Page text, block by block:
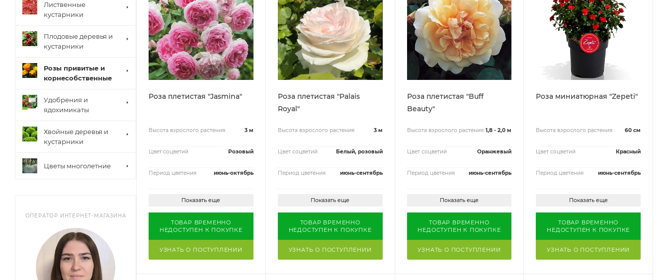
Роза плетистая "Jasmina"
Высота взрослого растения 3 м
Цвет соцветий Розовый
Период цветения июнь-октябрь
Показать еще
ТОВАР ВРЕМЕННО
НЕДОСТУПЕН К ПОКУПКЕ
УЗНАТЬ О ПОСТУПЛЕНИИ
Роза плетистая "Palais
Royal"
Высота взрослого растения 3 м
Цвет соцветий Белый, розовый
Период цветения июнь-сентябрь
Показать еще
ТОВАР ВРЕМЕННО
НЕДОСТУПЕН К ПОКУПКЕ
УЗНАТЬ О ПОСТУПЛЕНИИ
Роза плетистая "Buff
Beauty"
Высота взрослого растения 1,8 - 2,0 м
Цвет соцветий Оранжевый
Период цветения июнь-сентябрь
Показать еще
ТОВАР ВРЕМЕННО
НЕДОСТУПЕН К ПОКУПКЕ
УЗНАТЬ О ПОСТУПЛЕНИИ
Роза миниатюрная "Zepeti"
Высота взрослого растения 60 см
Цвет соцветий Красный
Период цветения июнь-сентябрь
Показать еще
ТОВАР ВРЕМЕННО
НЕДОСТУПЕН К ПОКУПКЕ
УЗНАТЬ О ПОСТУПЛЕНИИ
Лиственные
кустарники
Плодовые деревья и
кустарники
Розы привитые и
корнесобственные
Удобрения и
ядохимикаты
Хвойные деревья и
кустарники
Цветы многолетние
ОПЕРАТОР ИНТЕРНЕТ-МАГАЗИНА